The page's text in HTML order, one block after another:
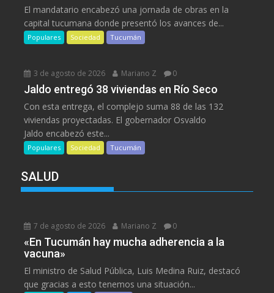
El mandatario encabezó una jornada de obras en la
capital tucumana donde presentó los avances de...
Populares Sociedad Tucumán
3 de agosto de 2026 Mariano Z 0
Jaldo entregó 38 viviendas en Río Seco
Con esta entrega, el complejo suma 88 de las 132
viviendas proyectadas. El gobernador Osvaldo
Jaldo encabezó este...
Populares Sociedad Tucumán
SALUD
7 de agosto de 2026 Mariano Z 0
«En Tucumán hay mucha adherencia a la
vacuna»
El ministro de Salud Pública, Luis Medina Ruiz, destacó
que gracias a esto tenemos una situación...